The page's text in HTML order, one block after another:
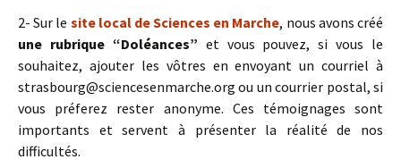
2- Sur le site local de Sciences en Marche, nous avons créé
une rubrique “Doléances” et vous pouvez, si vous le
souhaitez, ajouter les vôtres en envoyant un courriel à
strasbourg@sciencesenmarche.org ou un courrier postal, si
vous préferez rester anonyme. Ces témoignages sont
importants et servent à présenter la réalité de nos
difficultés.